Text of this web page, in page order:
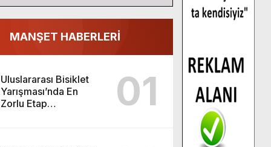
MANŞET HABERLERİ
Uluslararası Bisiklet
Yarışması’nda En
Zorlu Etap
01